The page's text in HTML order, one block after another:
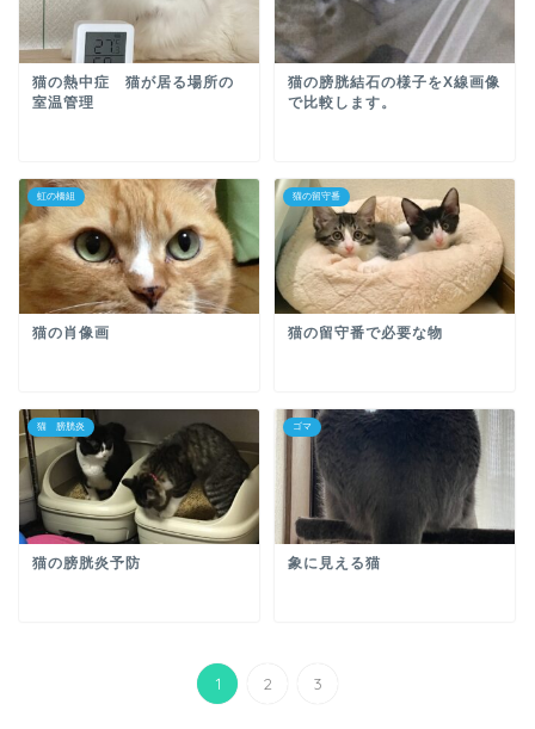
猫の熱中症 猫が居る場所の
室温管理
猫の膀胱結石の様子をX線画像
で比較します。
虹の橋組
猫の肖像画
猫の留守番
猫の留守番で必要な物
猫 膀胱炎
猫の膀胱炎予防
ゴマ
象に見える猫
1 2 3